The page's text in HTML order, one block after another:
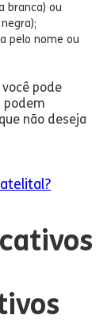
branca) ou
pelo nome ou
pode
podem
não deseja